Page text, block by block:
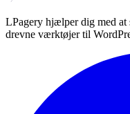
LPagery hjælper dig med at
drevne værktøjer til